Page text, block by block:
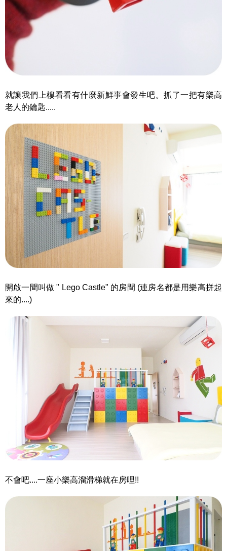
就讓我們上樓看看有什麼新鮮事會發生吧。抓了一把有樂高
老人的鑰匙.....
開啟一間叫做 " Lego Castle" 的房間 (連房名都是用樂高拼起
來的....)
不會吧....一座小樂高溜滑梯就在房哩!!